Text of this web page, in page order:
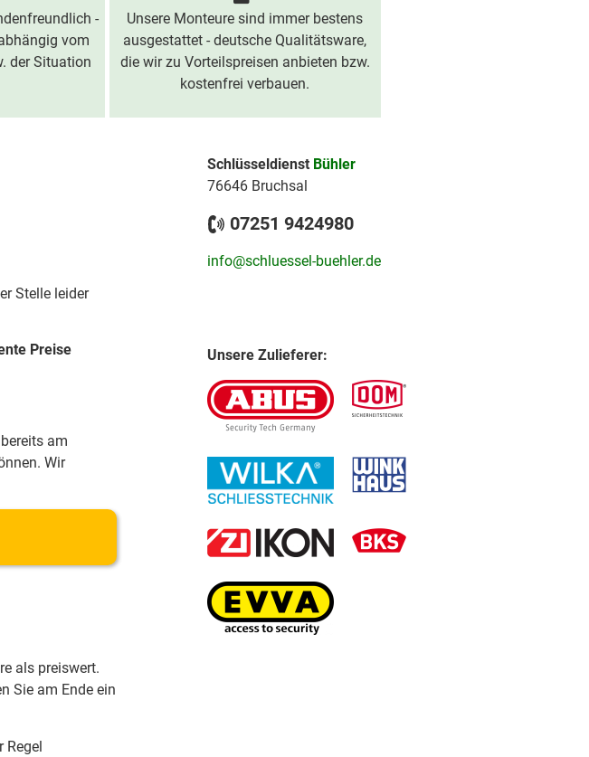
-
vom
der Situation
Unsere Monteure sind immer bestens
ausgestattet - deutsche Qualitätsware,
die wir zu Vorteilspreisen anbieten bzw.
kostenfrei verbauen.
Stelle leider
Preise
am
Wir
als preiswert.
Sie am Ende ein
Regel
Schlüsseldienst Bühler
76646 Bruchsal
07251 9424980
info@schluessel-buehler.de
Unsere Zulieferer: